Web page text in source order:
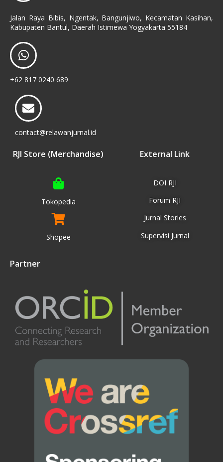
Jalan Raya Bibis, Ngentak, Bangunjiwo, Kecamatan Kasihan,
Kabupaten Bantul, Daerah Istimewa Yogyakarta 55184
+62 817 0240 689
contact@relawanjurnal.id
RJI Store (Merchandise)
Tokopedia
Shopee
External Link
DOI RJI
Forum RJI
Jurnal Stories
Supervisi Jurnal
Partner